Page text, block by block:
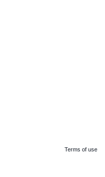
Terms of use